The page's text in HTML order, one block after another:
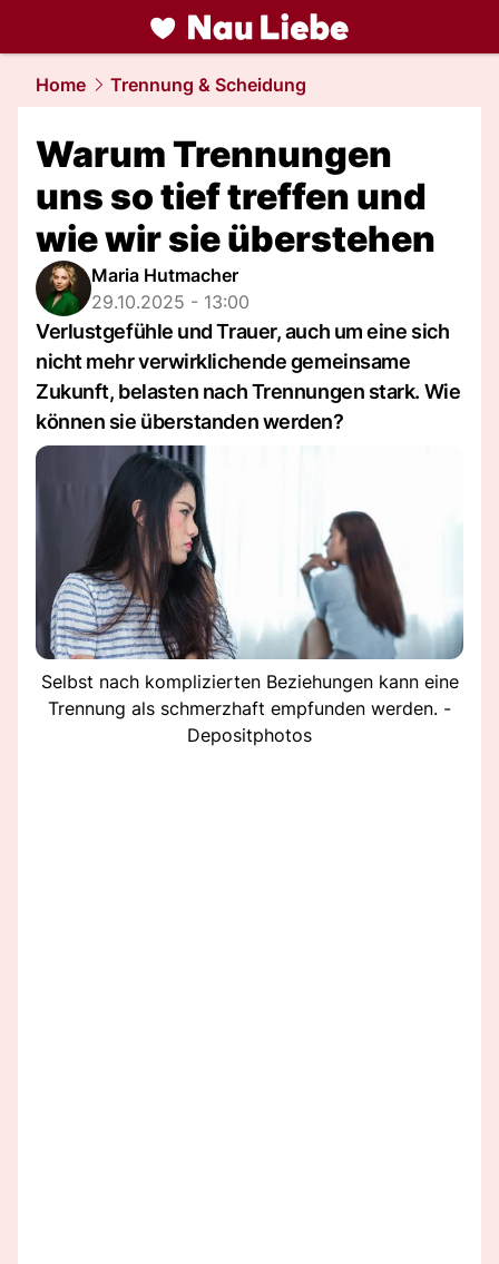
liebe.NAU.ch
Home Trennung & Scheidung
Warum Trennungen
uns so tief treffen und
wie wir sie überstehen
Maria Hutmacher
29.10.2025 - 13:00
Verlustgefühle und Trauer, auch um eine sich
nicht mehr verwirklichende gemeinsame
Zukunft, belasten nach Trennungen stark. Wie
können sie überstanden werden?
Selbst nach komplizierten Beziehungen kann eine
Trennung als schmerzhaft empfunden werden. -
Depositphotos